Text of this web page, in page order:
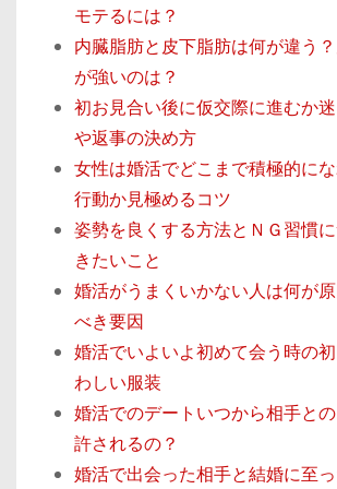
モテるには？
内臓脂肪と皮下脂肪は何が違う
が強いのは？
初お見合い後に仮交際に進むか
や返事の決め方
女性は婚活でどこまで積極的に
行動か見極めるコツ
姿勢を良くする方法とＮＧ習慣
きたいこと
婚活がうまくいかない人は何が
べき要因
婚活でいよいよ初めて会う時の
わしい服装
婚活でのデートいつから相手と
許されるの？
婚活で出会った相手と結婚に至